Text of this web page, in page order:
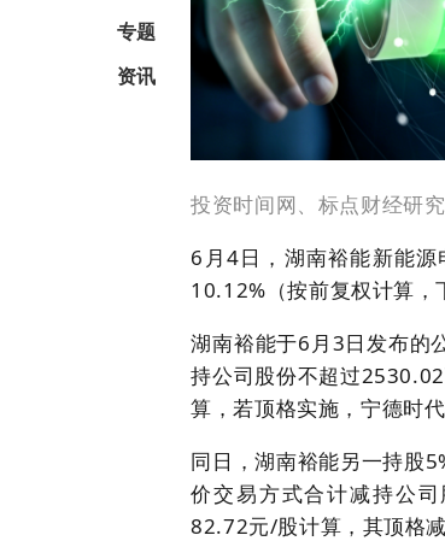
专题
资讯
投资时间网、标点财经研
6月4日，湖南裕能新能
10.12%（按前复权计算，
湖南裕能于6月3日发布的
持公司股份不超过
算，若顶格实施，宁德时
同日，湖南裕能另一持股
价交易方式合计减持公
82.72元/股计算，其顶格